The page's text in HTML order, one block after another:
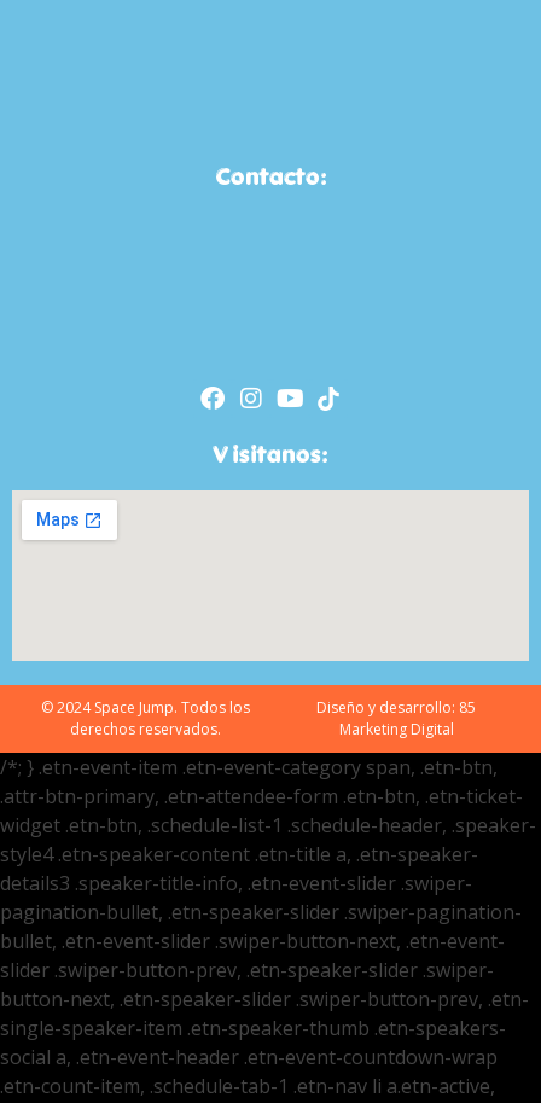
Contacto:
Visitanos:
© 2024 Space Jump. Todos los
derechos reservados.
Diseño y desarrollo: 85
Marketing Digital
/*; } .etn-event-item .etn-event-category span, .etn-btn,
.attr-btn-primary, .etn-attendee-form .etn-btn, .etn-ticket-
widget .etn-btn, .schedule-list-1 .schedule-header, .speaker-
style4 .etn-speaker-content .etn-title a, .etn-speaker-
details3 .speaker-title-info, .etn-event-slider .swiper-
pagination-bullet, .etn-speaker-slider .swiper-pagination-
bullet, .etn-event-slider .swiper-button-next, .etn-event-
slider .swiper-button-prev, .etn-speaker-slider .swiper-
button-next, .etn-speaker-slider .swiper-button-prev, .etn-
single-speaker-item .etn-speaker-thumb .etn-speakers-
social a, .etn-event-header .etn-event-countdown-wrap
.etn-count-item, .schedule-tab-1 .etn-nav li a.etn-active,